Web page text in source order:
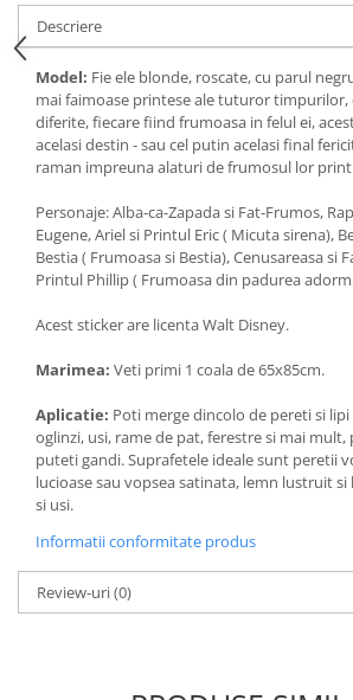
Descriere
Model: Fie ele blonde, roscate, cu parul
mai faimoase printese ale tuturor timpurilor,
diferite, fiecare fiind frumoasa in felul ei,
acelasi destin - sau cel putin acelasi final
raman impreuna alaturi de frumosul lor
Personaje: Alba-ca-Zapada si Fat-Frumos,
Eugene, Ariel si Printul Eric ( Micuta sirena),
Bestia ( Frumoasa si Bestia), Cenusareasa si
Printul Phillip ( Frumoasa din padurea
Acest sticker are licenta Walt Disney.
Marimea: Veti primi 1 coala de 65x85cm.
Aplicatie: Poti merge dincolo de pereti si
oglinzi, usi, rame de pat, ferestre si mai
puteti gandi. Suprafetele ideale sunt peretii
lucioase sau vopsea satinata, lemn lustruit si
si usi.
Informatii conformitate produs
Review-uri(0)